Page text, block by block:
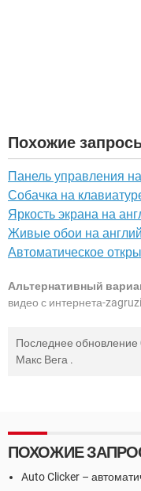
Похожие
Панель управления
Собачка на
Яркость экрана на
Живые обои на
Автоматическое
Альтернативный
видео с интернета-
Последнее обновление
Макс Вега .
ПОХОЖИЕ
Auto Clicker –